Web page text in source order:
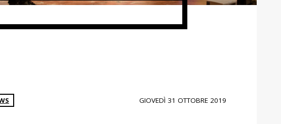
25 anni di On the
GIOVEDÌ 31 OTTOBRE 2019